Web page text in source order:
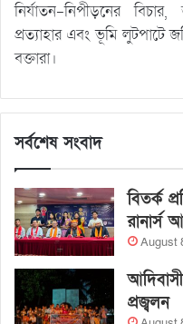
নির্যাতন-নিপীড়নের
প্রত্যাহার এবং ভূমি লুটপাটে
বক্তারা।
সর্বশেষ সংবাদ
বিতর্ক
August
প্রজ্বলন